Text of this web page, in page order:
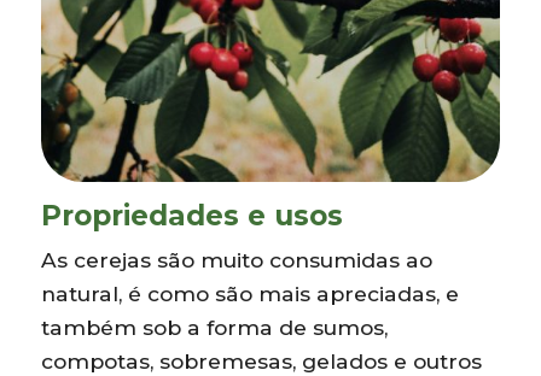
Propriedades e usos
As cerejas são muito consumidas ao
natural, é como são mais apreciadas, e
também sob a forma de sumos,
compotas, sobremesas, gelados e outros